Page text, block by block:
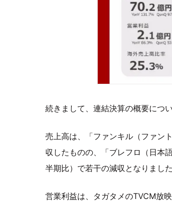
続きまして、連結決算の概要につ
売上高は、「ファンキル（ファン
収したものの、「ブレフロ（日本
半期比）で若干の減収となりました
営業利益は、タガタメのTVCM放